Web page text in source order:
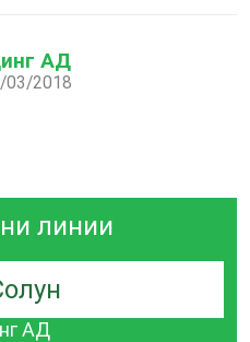
АД
03/2018
линии
АД